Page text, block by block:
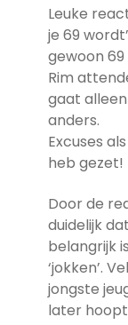
Leuke
je 69
gewoon
Rim
gaat
anders.
Excuses
heb gezet!
Door de
duidelijk
belangrijk
‘jokken’.
jongste
later